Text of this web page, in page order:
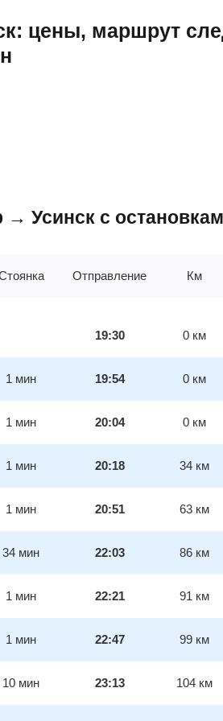
цены, маршрут
→ Усинск с
Отправление Км
19:30 0 км
1 мин 19:54 0 км
1 мин 20:04 0 км
1 мин 20:18 34 км
1 мин 20:51 63 км
34 мин 22:03 86 км
1 мин 22:21 91 км
1 мин 22:47 99 км
10 мин 23:13 104 км